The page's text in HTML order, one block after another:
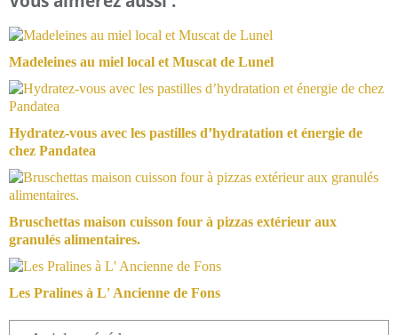
Madeleines au miel local et Muscat de Lunel
Hydratez-vous avec les pastilles d’hydratation et énergie de
chez Pandatea
Bruschettas maison cuisson four à pizzas extérieur aux
granulés alimentaires.
Les Pralines à L' Ancienne de Fons